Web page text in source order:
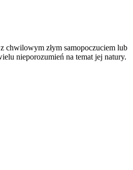
chwilowym złym samopoczuciem lub
nieporozumień na temat jej natury.